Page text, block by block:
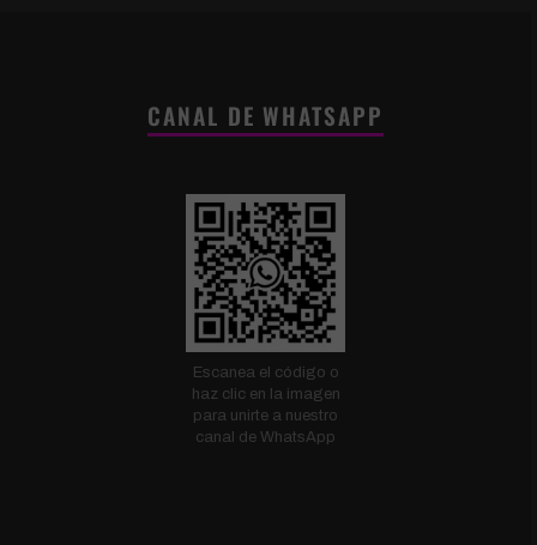
CANAL DE WHATSAPP
Escanea el código o
haz clic en la imagen
para unirte a nuestro
canal de WhatsApp